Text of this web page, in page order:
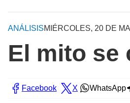
ANÁLISISMIÉRCOLES, 20 DE
El mito se
Facebook X WhatsApp